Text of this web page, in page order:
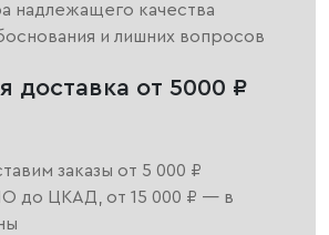
надлежащего качества
и лишних вопросов
доставка от 5000 ₽
заказы от 5 000 ₽
до ЦКАД, от 15 000 ₽ — в